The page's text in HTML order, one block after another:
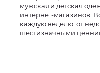
мужская и детская
интернет-магазинов.
каждую неделю: от
шестизначными